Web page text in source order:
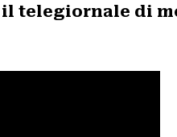
telegiornale di